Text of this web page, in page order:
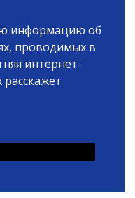
информацию об
проводимых в
интернет-